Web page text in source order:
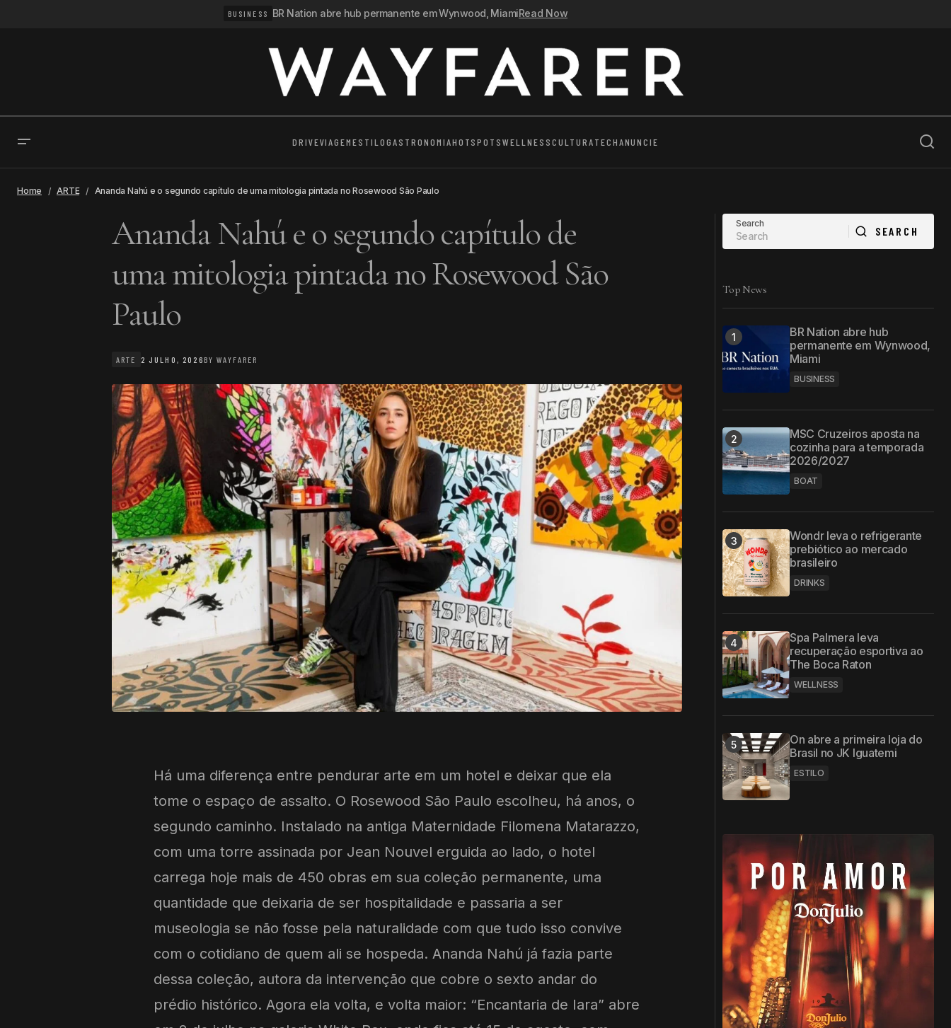
BUSINESS BR Nation abre hub permanente em Wynwood, MiamiRead Now
DRIVEVIAGEMESTILOGASTRONOMIAHOTSPOTSWELLNESSCULTURATECHANUNCIE
Home ARTE Ananda Nahú e o segundo capítulo de uma mitologia pintada no Rosewood São Paulo
Ananda Nahú e o segundo capítulo de
uma mitologia pintada no Rosewood São
Paulo
ARTE 2 JULHO, 2026BY WAYFARER
Há uma diferença entre pendurar arte em um hotel e deixar que ela
tome o espaço de assalto. O Rosewood São Paulo escolheu, há anos, o
segundo caminho. Instalado na antiga Maternidade Filomena Matarazzo,
com uma torre assinada por Jean Nouvel erguida ao lado, o hotel
carrega hoje mais de 450 obras em sua coleção permanente, uma
quantidade que deixaria de ser hospitalidade e passaria a ser
museologia se não fosse pela naturalidade com que tudo isso convive
com o cotidiano de quem ali se hospeda. Ananda Nahú já fazia parte
dessa coleção, autora da intervenção que cobre o sexto andar do
prédio histórico. Agora ela volta, e volta maior: “Encantaria de Iara” abre
Search
SEARCH
SEARCH
Top News
BR Nation abre hub
permanente em Wynwood,
Miami
BUSINESS
MSC Cruzeiros aposta na
cozinha para a temporada
2026/2027
BOAT
Wondr leva o refrigerante
prebiótico ao mercado
brasileiro
DRINKS
Spa Palmera leva
recuperação esportiva ao
The Boca Raton
WELLNESS
On abre a primeira loja do
Brasil no JK Iguatemi
ESTILO